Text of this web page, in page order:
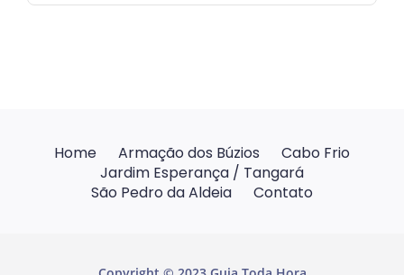
Home Armação dos Búzios
Cabo Frio
Jardim Esperança / Tangará
São Pedro da Aldeia
Contato